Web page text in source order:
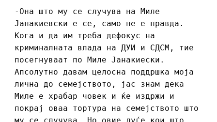
-Она што му се случува на Миле
Јанакиевски е се, само не е правда.
Кога и да им треба дефокус на
криминалната влада на ДУИ и СДСМ, тие
посегнуваат по Миле Јанакиески.
Апсолутно давам целосна поддршка моја
лична до семејството, јас знам дека
Миле е храбар човек и ќе издржи и
покрај оваа тортура на семејството што